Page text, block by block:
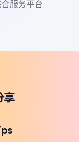
服务平台
享